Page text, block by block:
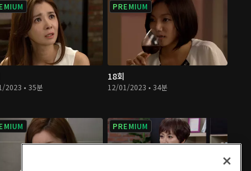
2023 • 35분
PREMIUM
18회
12/01/2023 • 34분
PREMIUM